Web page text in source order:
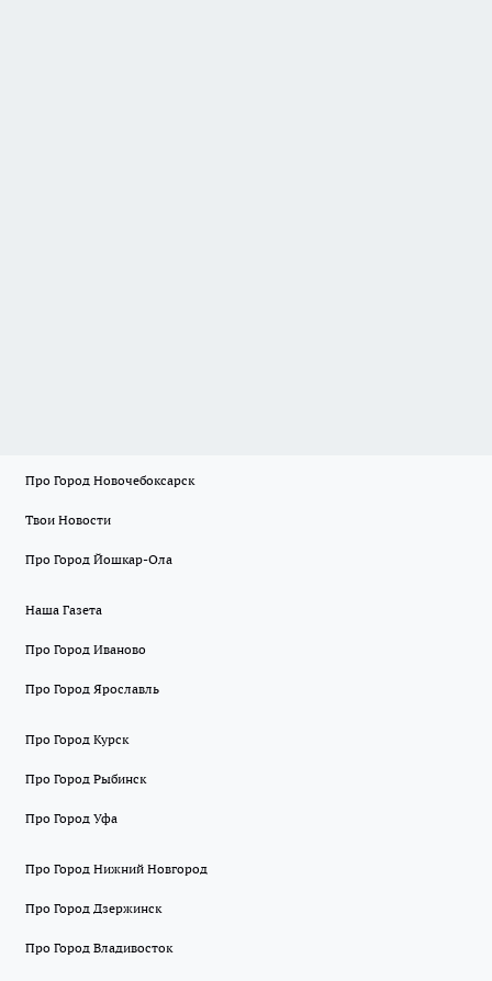
Про Город Новочебоксарск
Твои Новости
Про Город Йошкар-Ола
Наша Газета
Про Город Иваново
Про Город Ярославль
Про Город Курск
Про Город Рыбинск
Про Город Уфа
Про Город Нижний Новгород
Про Город Дзержинск
Про Город Владивосток